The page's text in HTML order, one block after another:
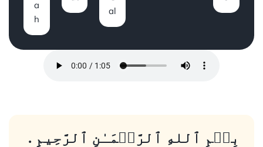
a
h
al
. بِسۡمِ ٱللهِ ٱلرَّحۡمَـٰنِ ٱلرَّحِيمِِ